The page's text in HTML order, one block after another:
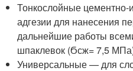
Тонкослойные
адгезии для нанесения
дальнейшие работы
шпаклевок (Ϭсж= 7,5
Универсальные — для